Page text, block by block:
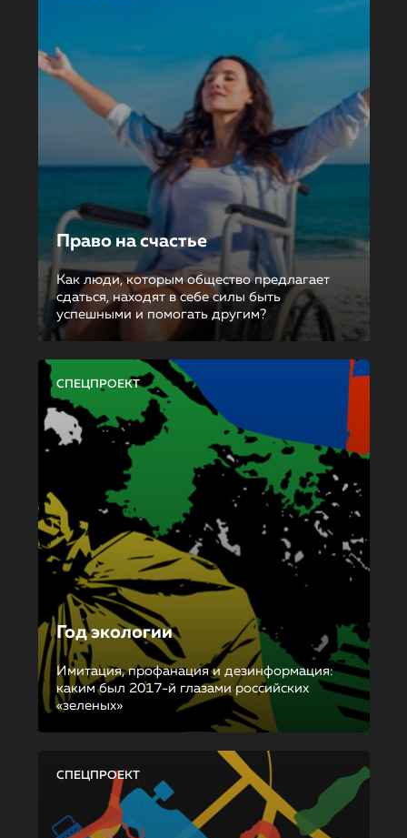
Право на счастье
Как люди, которым общество предлагает
сдаться, находят в себе силы быть
успешными и помогать другим?
СПЕЦПРОЕКТ
Год экологии
Имитация, профанация и дезинформация:
каким был 2017-й глазами российских
«зеленых»
СПЕЦПРОЕКТ